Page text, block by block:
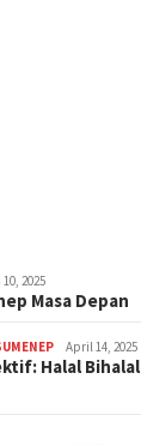
10, 2025
Masa Depan
April 14, 2025
Halal Bihalal